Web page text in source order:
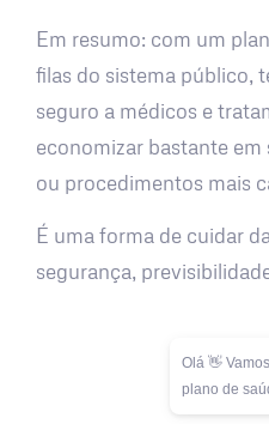
Em resumo: com um
filas do sistema público,
seguro a médicos e
economizar bastante
ou procedimentos mais
É uma forma de cuidar
segurança,
Olá 👋
plano de